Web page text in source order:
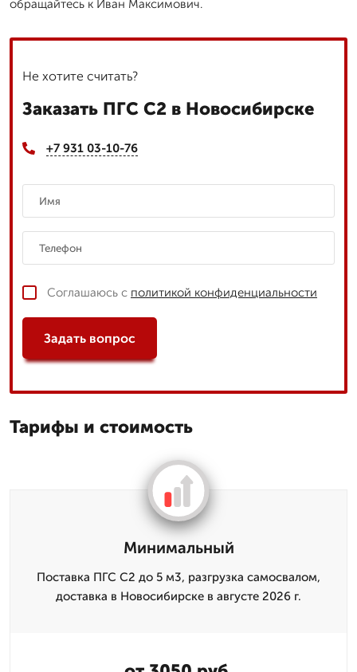
обращайтесь к Иван Максимович.
Не хотите считать?
Заказать ПГС С2 в Новосибирске
+7 931 03-10-76
Соглашаюсь с политикой конфиденциальности
Задать вопрос
Тарифы и стоимость
Минимальный
Поставка ПГС С2 до 5 м3, разгрузка самосвалом,
доставка в Новосибирске в августе 2026 г.